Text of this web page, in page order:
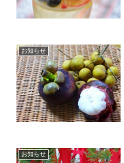
お知らせ
お知らせ